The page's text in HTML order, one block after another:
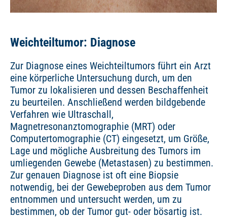
Weichteiltumor: Diagnose
Zur Diagnose eines Weichteiltumors führt ein Arzt
eine körperliche Untersuchung durch, um den
Tumor zu lokalisieren und dessen Beschaffenheit
zu beurteilen. Anschließend werden bildgebende
Verfahren wie Ultraschall,
Magnetresonanztomographie (MRT) oder
Computertomographie (CT) eingesetzt, um Größe,
Lage und mögliche Ausbreitung des Tumors im
umliegenden Gewebe (Metastasen) zu bestimmen.
Zur genauen Diagnose ist oft eine Biopsie
notwendig, bei der Gewebeproben aus dem Tumor
entnommen und untersucht werden, um zu
bestimmen, ob der Tumor gut- oder bösartig ist.